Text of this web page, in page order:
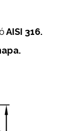
AISI 316.